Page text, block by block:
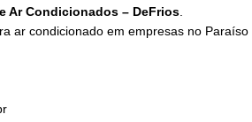
Ar Condicionados – DeFrios
ar condicionado em empresas no